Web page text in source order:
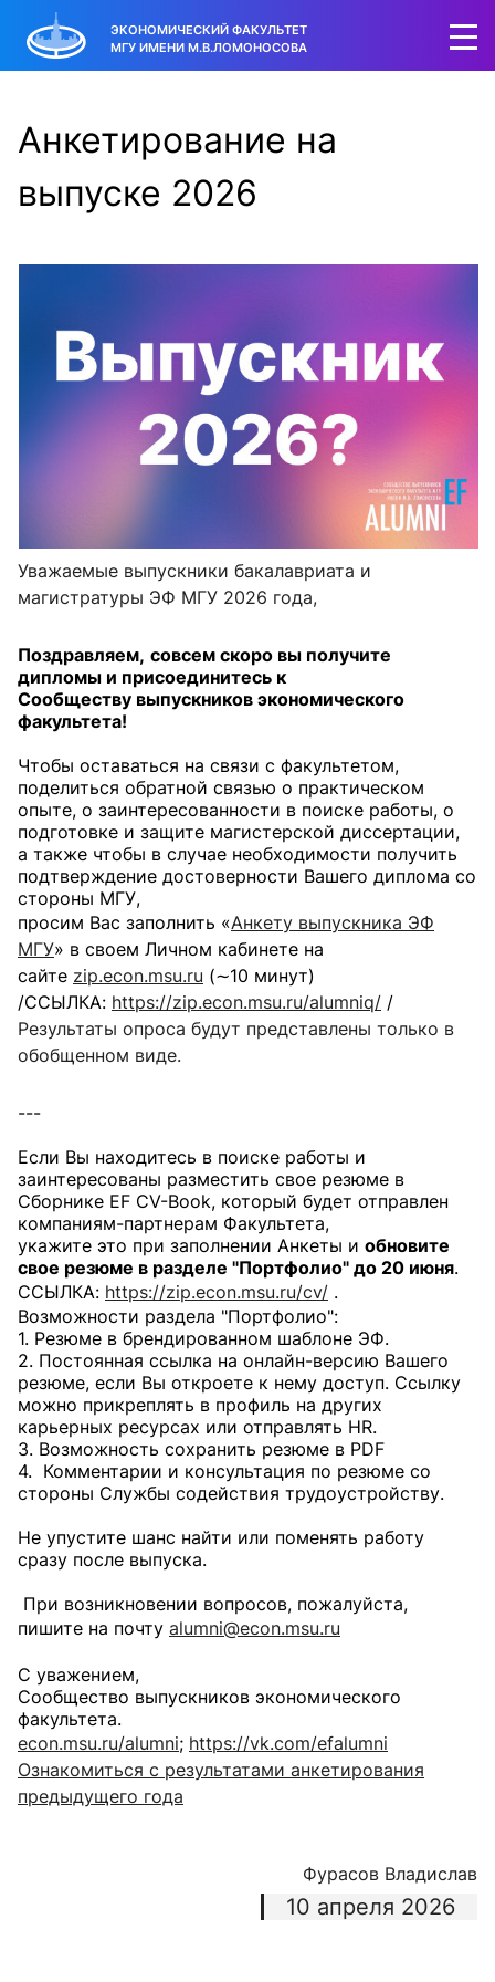
ЭКОНОМИЧЕСКИЙ ФАКУЛЬТЕТ
МГУ ИМЕНИ М.В.ЛОМОНОСОВА
Анкетирование на
выпуске 2026
Уважаемые выпускники бакалавриата и
магистратуры ЭФ МГУ 2026 года,
Поздравляем, совсем скоро вы получите
дипломы и присоединитесь к
Сообществу выпускников экономического
факультета!
Чтобы оставаться на связи с факультетом,
поделиться обратной связью о практическом
опыте, о заинтересованности в поиске работы, о
подготовке и защите магистерской диссертации,
а также чтобы в случае необходимости получить
подтверждение достоверности Вашего диплома со
стороны МГУ,
просим Вас заполнить «Анкету выпускника ЭФ
МГУ» в своем Личном кабинете на
сайте zip.econ.msu.ru (∼10 минут)
/ССЫЛКА: https://zip.econ.msu.ru/alumniq/ /
Результаты опроса будут представлены только в
обобщенном виде.
---
Если Вы находитесь в поиске работы и
заинтересованы разместить свое резюме в
Сборнике EF CV-Book, который будет отправлен
компаниям-партнерам Факультета,
укажите это при заполнении Анкеты и обновите
свое резюме в разделе "Портфолио" до 20 июня.
ССЫЛКА: https://zip.econ.msu.ru/cv/ .
Возможности раздела "Портфолио":
1. Резюме в брендированном шаблоне ЭФ.
2. Постоянная ссылка на онлайн-версию Вашего
резюме, если Вы откроете к нему доступ. Ссылку
можно прикреплять в профиль на других
карьерных ресурсах или отправлять HR.
3. Возможность сохранить резюме в PDF
4. Комментарии и консультация по резюме со
стороны Службы содействия трудоустройству.
Не упустите шанс найти или поменять работу
сразу после выпуска.
При возникновении вопросов, пожалуйста,
пишите на почту alumni@econ.msu.ru
С уважением,
Сообщество выпускников экономического
факультета.
econ.msu.ru/alumni; https://vk.com/efalumni
Ознакомиться с результатами анкетирования
предыдущего года
Фурасов Владислав
10 апреля 2026